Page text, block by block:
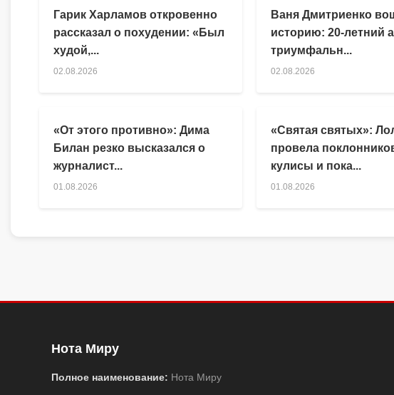
Гарик Харламов откровенно
рассказал о похудении: «Был
худой,...
02.08.2026
Ваня Дмитриенко
историю: 20-летний
триумфальн...
02.08.2026
«От этого противно»: Дима
Билан резко высказался о
журналист...
01.08.2026
«Святая святых»:
провела
кулисы и пока...
01.08.2026
Нота Миру
Полное наименование: Нота Миру